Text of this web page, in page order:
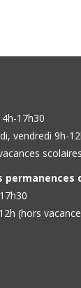
17h30
vendredi 9h-
permanences
(hors